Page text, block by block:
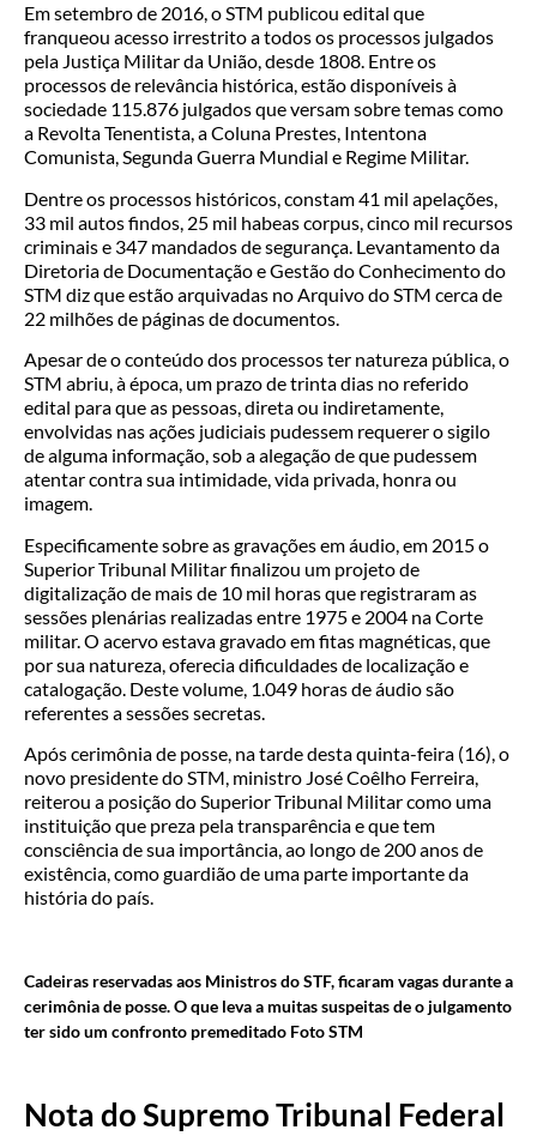
Em setembro de 2016, o STM publicou edital que
franqueou acesso irrestrito a todos os processos julgados
pela Justiça Militar da União, desde 1808. Entre os
processos de relevância histórica, estão disponíveis à
sociedade 115.876 julgados que versam sobre temas como
a Revolta Tenentista, a Coluna Prestes, Intentona
Comunista, Segunda Guerra Mundial e Regime Militar.
Dentre os processos históricos, constam 41 mil apelações,
33 mil autos findos, 25 mil habeas corpus, cinco mil recursos
criminais e 347 mandados de segurança. Levantamento da
Diretoria de Documentação e Gestão do Conhecimento do
STM diz que estão arquivadas no Arquivo do STM cerca de
22 milhões de páginas de documentos.
Apesar de o conteúdo dos processos ter natureza pública, o
STM abriu, à época, um prazo de trinta dias no referido
edital para que as pessoas, direta ou indiretamente,
envolvidas nas ações judiciais pudessem requerer o sigilo
de alguma informação, sob a alegação de que pudessem
atentar contra sua intimidade, vida privada, honra ou
imagem.
Especificamente sobre as gravações em áudio, em 2015 o
Superior Tribunal Militar finalizou um projeto de
digitalização de mais de 10 mil horas que registraram as
sessões plenárias realizadas entre 1975 e 2004 na Corte
militar. O acervo estava gravado em fitas magnéticas, que
por sua natureza, oferecia dificuldades de localização e
catalogação. Deste volume, 1.049 horas de áudio são
referentes a sessões secretas.
Após cerimônia de posse, na tarde desta quinta-feira (16), o
novo presidente do STM, ministro José Coêlho Ferreira,
reiterou a posição do Superior Tribunal Militar como uma
instituição que preza pela transparência e que tem
consciência de sua importância, ao longo de 200 anos de
existência, como guardião de uma parte importante da
história do país.
Cadeiras reservadas aos Ministros do STF, ficaram vagas durante a
cerimônia de posse. O que leva a muitas suspeitas de o julgamento
ter sido um confronto premeditado Foto STM
Nota do Supremo Tribunal Federal